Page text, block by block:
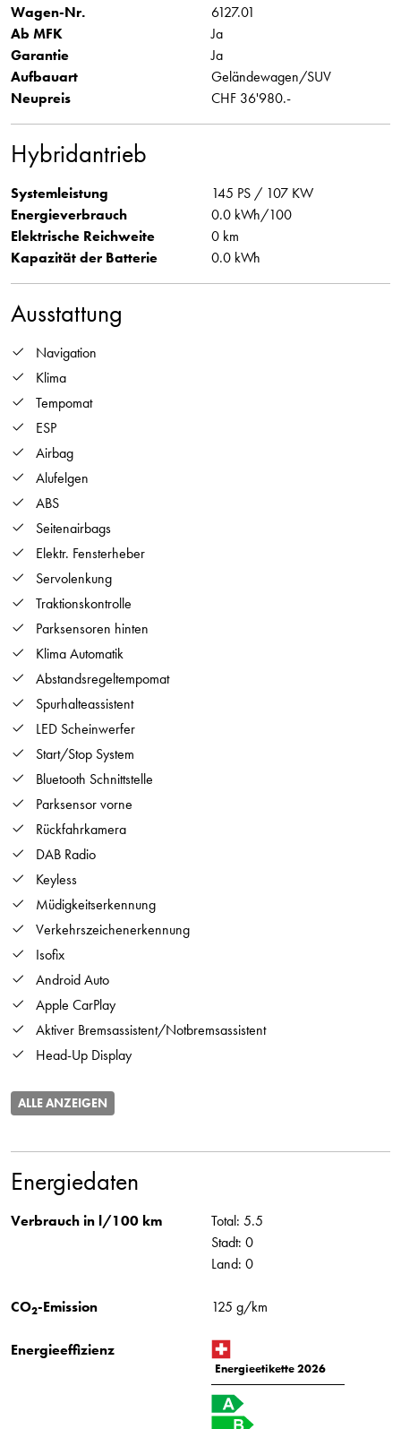
Wagen-Nr.
6127.01
Ab MFK
Ja
Garantie
Ja
Aufbauart
Geländewagen/SUV
Neupreis
CHF 36'980.-
Hybridantrieb
Systemleistung
145 PS / 107 KW
Energieverbrauch
0.0 kWh/100
Elektrische Reichweite
0 km
Kapazität der Batterie
0.0 kWh
Ausstattung
Navigation
Klima
Tempomat
ESP
Airbag
Alufelgen
ABS
Seitenairbags
Elektr. Fensterheber
Servolenkung
Traktionskontrolle
Parksensoren hinten
Klima Automatik
Abstandsregeltempomat
Spurhalteassistent
LED Scheinwerfer
Start/Stop System
Bluetooth Schnittstelle
Parksensor vorne
Rückfahrkamera
DAB Radio
Keyless
Müdigkeitserkennung
Verkehrszeichenerkennung
Isofix
Android Auto
Apple CarPlay
Aktiver Bremsassistent/Notbremsassistent
Head-Up Display
ALLE ANZEIGEN
Energiedaten
Verbrauch in l/100 km
Total: 5.5
Stadt: 0
Land: 0
CO2-Emission 125 g/km
Energieeffizienz
Energieetikette 2026